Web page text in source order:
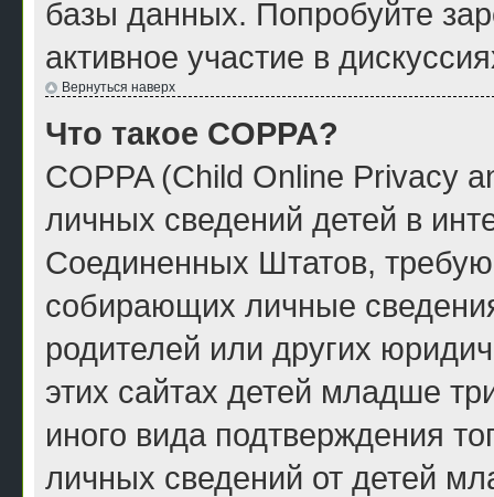
базы данных. Попробуйте
активное участие в
Вернуться наверх
Что такое COPPA?
COPPA (Child Online Privacy
личных сведений детей в
Соединенных Штатов,
собирающих личные
родителей или других
этих сайтах детей младше
иного вида подтверждения
личных сведений от детей